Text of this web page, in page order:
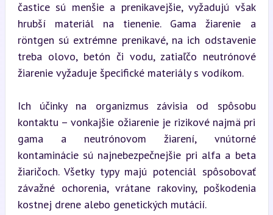
častice sú menšie a prenikavejšie, vyžadujú však
hrubší materiál na tienenie. Gama žiarenie a
röntgen sú extrémne prenikavé, na ich odstavenie
treba olovo, betón či vodu, zatiaľčo neutrónové
žiarenie vyžaduje špecifické materiály s vodíkom.
Ich účinky na organizmus závisia od spôsobu
kontaktu – vonkajšie ožiarenie je rizikové najmä pri
gama a neutrónovom žiarení, vnútorné
kontaminácie sú najnebezpečnejšie pri alfa a beta
žiaričoch. Všetky typy majú potenciál spôsobovať
závažné ochorenia, vrátane rakoviny, poškodenia
kostnej drene alebo genetických mutácií.